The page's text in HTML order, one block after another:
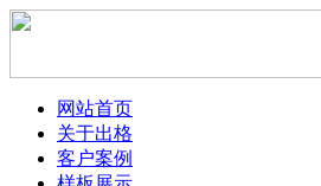
网站首页
关于出格
客户案例